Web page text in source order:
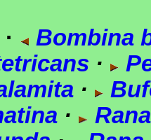
·
Bombina
·
·
·